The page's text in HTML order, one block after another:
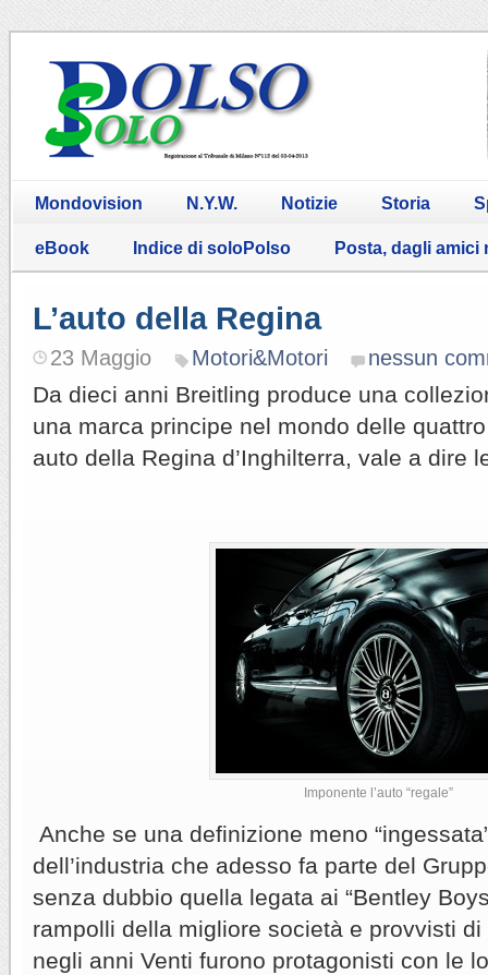
Mondovision N.Y.W. Notizie Storia
eBook Indice di soloPolso Posta, dagli amici
L’auto della Regina
23 Maggio Motori&Motori nessun
Da dieci anni Breitling produce una
una marca principe nel mondo delle
auto della Regina d’Inghilterra, vale a dire
Imponente l’auto “regale”
Anche se una definizione meno
dell’industria che adesso fa parte del
senza dubbio quella legata ai “Bentley
rampolli della migliore società e provvisti
negli anni Venti furono protagonisti con le